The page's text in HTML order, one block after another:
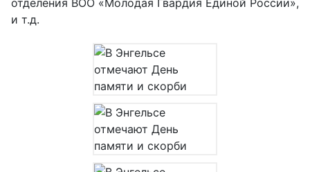
и т.д.